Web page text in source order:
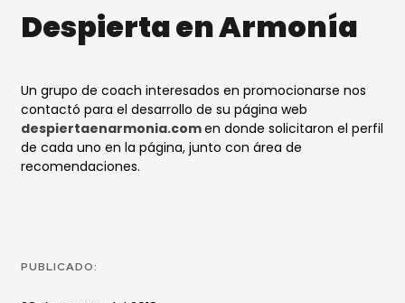
Despierta en Armonía
Un grupo de coach interesados en promocionarse nos
contactó para el desarrollo de su página web
despiertaenarmonia.comen donde solicitaron el perfil
de cada uno en la página, junto con área de
recomendaciones.
PUBLICADO: